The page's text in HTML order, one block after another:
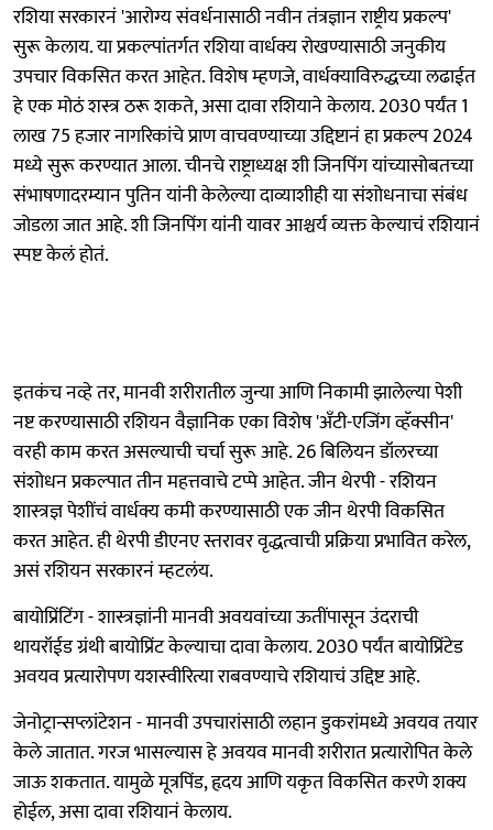
रशिया सरकारनं 'आरोग्य संवर्धनासाठी नवीन तंत्रज्ञान राष्ट्रीय प्रकल्प'
सुरू केलाय. या प्रकल्पांतर्गत रशिया वार्धक्य रोखण्यासाठी जनुकीय
उपचार विकसित करत आहेत. विशेष म्हणजे, वार्धक्याविरुद्धच्या लढाईत
हे एक मोठं शस्त्र ठरू शकते, असा दावा रशियाने केलाय. 2030 पर्यंत 1
लाख 75 हजार नागरिकांचे प्राण वाचवण्याच्या उद्दिष्टानं हा प्रकल्प 2024
मध्ये सुरू करण्यात आला. चीनचे राष्ट्राध्यक्ष शी जिनपिंग यांच्यासोबतच्या
संभाषणादरम्यान पुतिन यांनी केलेल्या दाव्याशीही या संशोधनाचा संबंध
जोडला जात आहे. शी जिनपिंग यांनी यावर आश्चर्य व्यक्त केल्याचं रशियानं
स्पष्ट केलं होतं.
इतकंच नव्हे तर, मानवी शरीरातील जुन्या आणि निकामी झालेल्या पेशी
नष्ट करण्यासाठी रशियन वैज्ञानिक एका विशेष 'अँटी-एजिंग व्हॅक्सीन'
वरही काम करत असल्याची चर्चा सुरू आहे. 26 बिलियन डॉलरच्या
संशोधन प्रकल्पात तीन महत्तवाचे टप्पे आहेत. जीन थेरपी - रशियन
शास्त्रज्ञ पेशींचं वार्धक्य कमी करण्यासाठी एक जीन थेरपी विकसित
करत आहेत. ही थेरपी डीएनए स्तरावर वृद्धत्वाची प्रक्रिया प्रभावित करेल,
असं रशियन सरकारनं म्हटलंय.
बायोप्रिंटिंग - शास्त्रज्ञांनी मानवी अवयवांच्या ऊतींपासून उंदराची
थायरॉईड ग्रंथी बायोप्रिंट केल्याचा दावा केलाय. 2030 पर्यंत बायोप्रिंटेड
अवयव प्रत्यारोपण यशस्वीरित्या राबवण्याचे रशियाचं उद्दिष्ट आहे.
जेनोट्रान्सप्लांटेशन - मानवी उपचारांसाठी लहान डुकरांमध्ये अवयव तयार
केले जातात. गरज भासल्यास हे अवयव मानवी शरीरात प्रत्यारोपित केले
जाऊ शकतात. यामुळे मूत्रपिंड, हृदय आणि यकृत विकसित करणे शक्य
होईल, असा दावा रशियानं केलाय.